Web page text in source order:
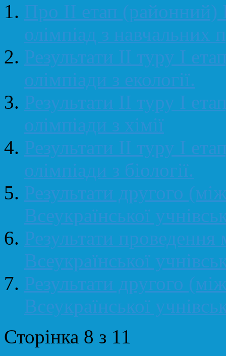
Про IІ етап (районний)
олімпіад з навчальних
Результати ІІ туру І
олімпіади з екології.
Результати ІІ туру І
олімпіади з хімії
Результати ІІ туру І
олімпіади з біології.
Результати другого
Всеукраїнської
Результати
Всеукраїнської
Результати другого
Всеукраїнської
Сторінка 8 з 11